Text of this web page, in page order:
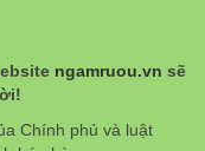
ngamruou.vn sẽ
Chính phủ và luật